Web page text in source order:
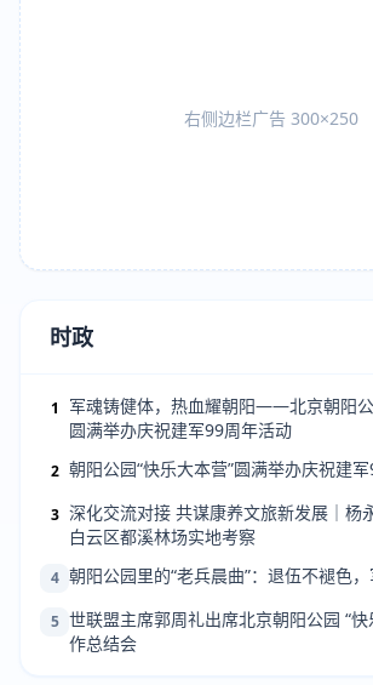
右侧边栏广告 300×250
时政
1
军魂铸健体，热血耀朝阳——北京朝阳公
圆满举办庆祝建军99周年活动
2 朝阳公园“快乐大本营”圆满举办庆祝建
3 深化交流对接 共谋康养文旅新发展｜杨
白云区都溪林场实地考察
4 朝阳公园里的“老兵晨曲”：退伍不褪色
5 世联盟主席郭周礼出席北京朝阳公园 “快
作总结会